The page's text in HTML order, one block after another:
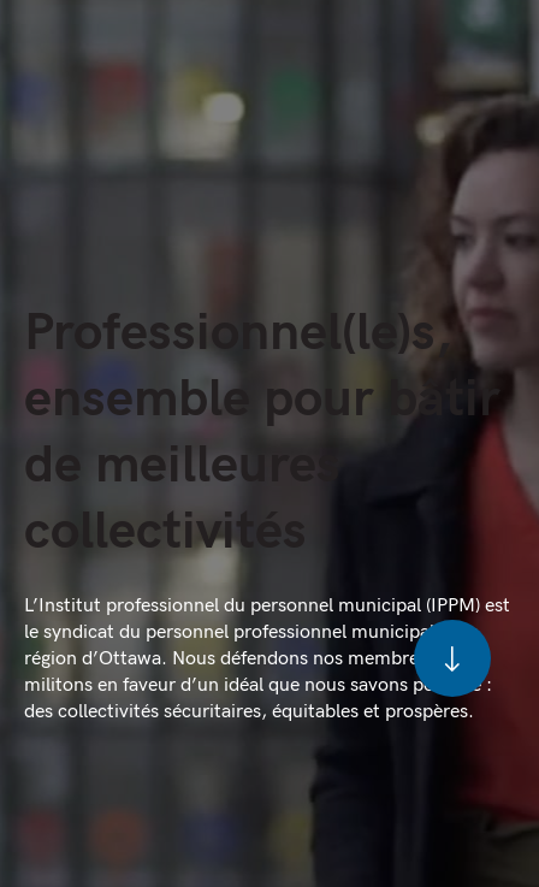
Professionnel(le)s,
ensemble pour bâtir
de meilleures
collectivités
L’Institut professionnel du personnel municipal (IPPM) est
le syndicat du personnel professionnel municipal de la
région d’Ottawa. Nous défendons nos membres et
militons en faveur d’un idéal que nous savons possible :
des collectivités sécuritaires, équitables et prospères.